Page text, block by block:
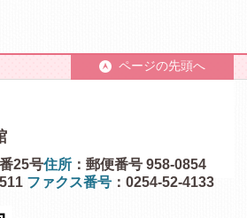
ページの先頭へ
住所 ：郵便番号 958-0854
25号
ファクス番号 ：0254-52-4133